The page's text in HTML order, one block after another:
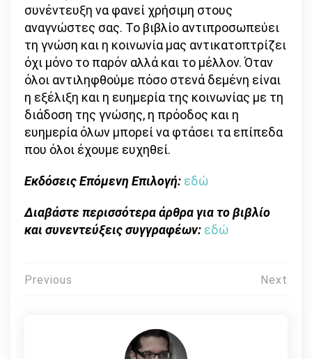
συνέντευξη να φανεί χρήσιμη στους
αναγνώστες σας. Το βιβλίο αντιπροσωπεύει
τη γνώση και η κοινωνία μας αντικατοπτρίζει
όχι μόνο το παρόν αλλά και το μέλλον. Όταν
όλοι αντιληφθούμε πόσο στενά δεμένη είναι
η εξέλιξη και η ευημερία της κοινωνίας με τη
διάδοση της γνώσης, η πρόοδος και η
ευημερία όλων μπορεί να φτάσει τα επίπεδα
που όλοι έχουμε ευχηθεί.
Εκδόσεις Επόμενη Επιλογή: εδώ
Διαβάστε περισσότερα άρθρα για το βιβλίο
και συνεντεύξεις συγγραφέων: εδώ
Πλοήγηση
Previous Next